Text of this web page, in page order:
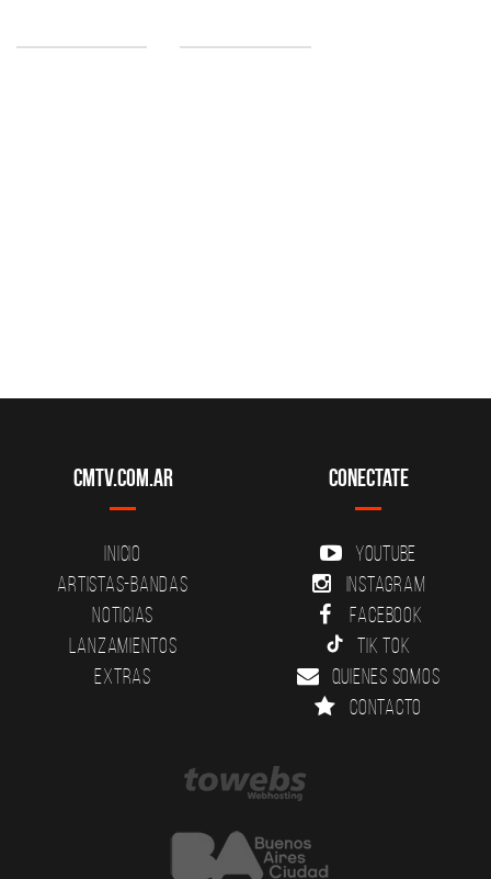
CMTV.com.ar
Inicio
Artistas-Bandas
Noticias
Lanzamientos
Extras
Conectate
YouTube
Instagram
Facebook
Tik Tok
Quienes somos
Contacto